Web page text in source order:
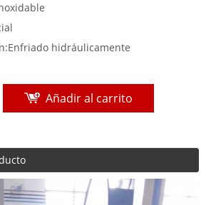
Enfriado hidráulicamente
Añadir al carrito